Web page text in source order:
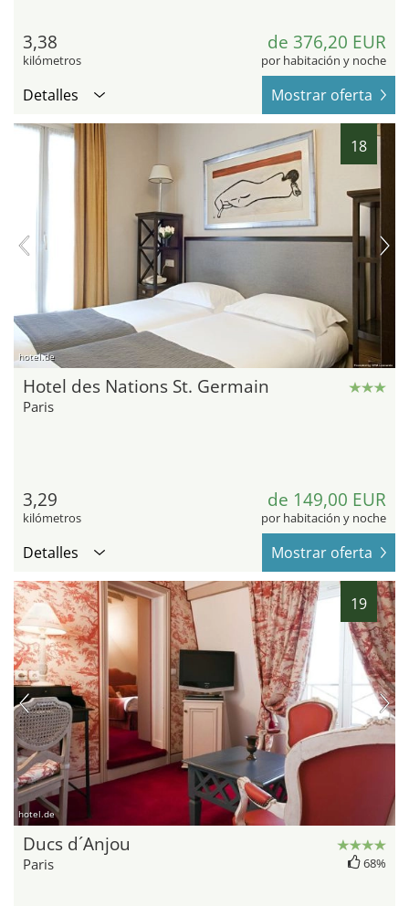
3,38
kilómetros
de 376,20 EUR
por habitación y noche
Detalles Mostrar oferta
18
hotel.de
Hotel des Nations St. Germain
Paris
3,29
kilómetros
de 149,00 EUR
por habitación y noche
Detalles Mostrar oferta
19
hotel.de
Ducs d´Anjou
Paris 68%